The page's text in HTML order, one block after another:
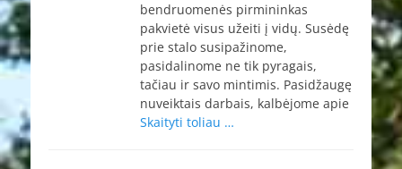
bendruomenės pirmininkas
pakvietė visus užeiti į vidų. Susėdę
prie stalo susipažinome,
pasidalinome ne tik pyragais,
tačiau ir savo mintimis. Pasidžaugę
nuveiktais darbais, kalbėjome apie
Skaityti toliau …